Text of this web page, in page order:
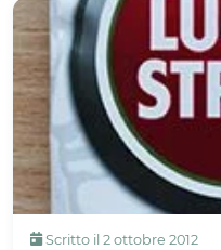
Scritto il 2 ottobre 2012